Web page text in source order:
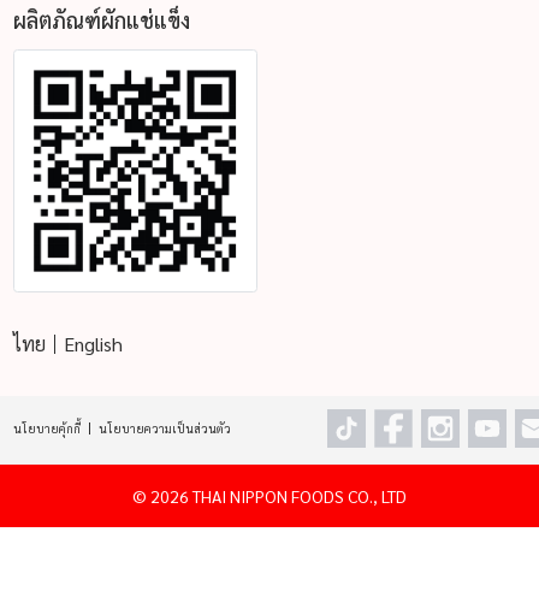
ผลิตภัณฑ์ผักแช่แข็ง
ไทย English
นโยบายคุ้กกี้ นโยบายความเป็นส่วนตัว
© 2026 THAI NIPPON FOODS CO., LTD